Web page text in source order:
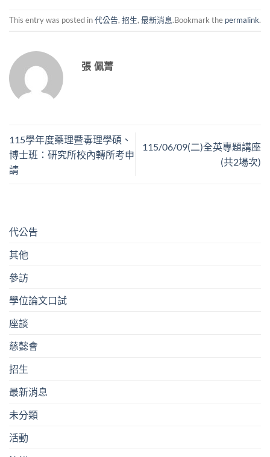
This entry was posted in代公告, 招生, 最新消息.Bookmark the permalink.
張 佩菁
115學年度藥理暨毒理學碩、
博士班：研究所校內轉所考申
請
115/06/09(二)全英專題講座
(共2場次)
代公告
其他
參訪
學位論文口試
座談
慈懿會
招生
最新消息
未分類
活動